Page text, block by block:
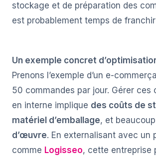
stockage et de préparation des
est probablement temps de
Un exemple concret
Prenons l’exemple d’un e-
50 commandes par jour. Gérer ces
en interne implique des coûts de
matériel d’emballage, et
d’œuvre. En externalisant avec un
comme Logisseo, cette entreprise